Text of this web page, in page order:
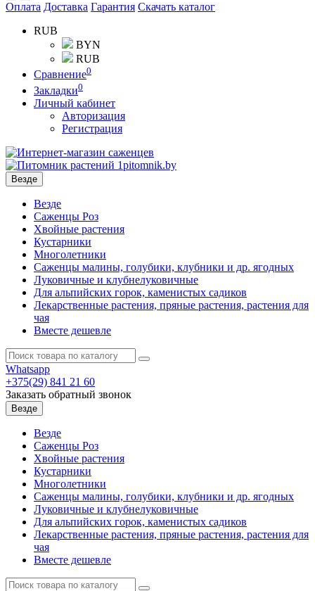
Оплата Доставка Гарантия Скачать каталог
RUB
BYN
RUB
Сравнение0
Закладки0
Личный кабинет
Авторизация
Регистрация
Везде
Везде
Саженцы Роз
Хвойные растения
Кустарники
Многолетники
Саженцы малины, голубики, клубники и др. ягодных
Луковичные и клубнелуковичные
Для альпийских горок, каменистых садиков
Лекарственные растения, пряные растения, растения для
чая
Вместе дешевле
Whatsapp
+375(29) 841 21 60
Заказать обратный звонок
Везде
Везде
Саженцы Роз
Хвойные растения
Кустарники
Многолетники
Саженцы малины, голубики, клубники и др. ягодных
Луковичные и клубнелуковичные
Для альпийских горок, каменистых садиков
Лекарственные растения, пряные растения, растения для
чая
Вместе дешевле